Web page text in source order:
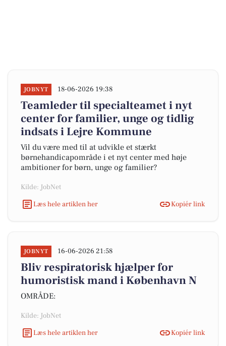
JOBNYT 18-06-2026 19:38
Teamleder til specialteamet i nyt
center for familier, unge og tidlig
indsats i Lejre Kommune
Vil du være med til at udvikle et stærkt
børnehandicapområde i et nyt center med høje
ambitioner for børn, unge og familier?
Kilde: JobNet
Læs hele artiklen her
Kopiér link
JOBNYT 16-06-2026 21:58
Bliv respiratorisk hjælper for
humoristisk mand i København N
OMRÅDE:
Kilde: JobNet
Læs hele artiklen her
Kopiér link